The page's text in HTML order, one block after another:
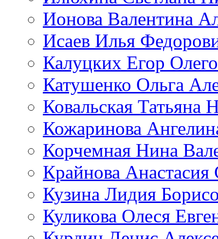
Ионова Валентина
Исаев Илья
Калуцких Егор
Катушенко Ольга
Ковальская Татьяна
Кожаринова
Корчемная Нина
Крайнова Анастасия
Кузина Лидия
Куликова Олеся